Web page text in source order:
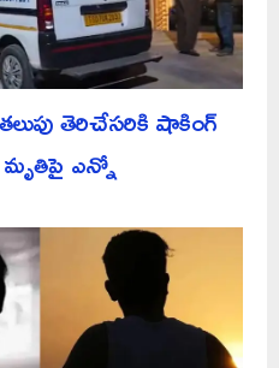
తెరిచేసరికి షాకింగ్
మృతిపై ఎన్నో